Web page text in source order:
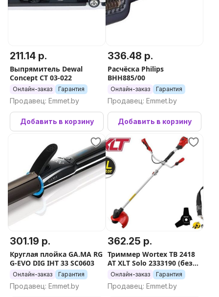
211.14 р.
Выпрямитель Dewal
Concept СT 03-022
Онлайн-заказ Гарантия
Продавец: Emmet.by
Добавить в корзину
336.48 р.
Расчёска Philips
BHH885/00
Онлайн-заказ Гарантия
Продавец: Emmet.by
Добавить в корзину
301.19 р.
Круглая плойка GA.MA RG
G-EVO DIG IHT 33 SC0603
Онлайн-заказ Гарантия
Продавец: Emmet.by
362.25 р.
Триммер Wortex TB 2418
AT XLT Solo 2333190 (без
АКБ)
Онлайн-заказ Гарантия
Продавец: Emmet.by